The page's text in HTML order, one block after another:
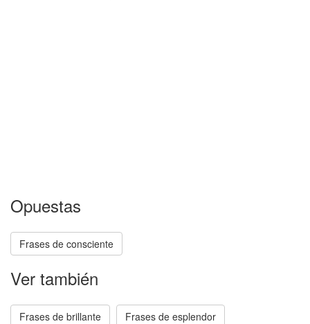
Opuestas
Frases de consciente
Ver también
Frases de brillante Frases de esplendor